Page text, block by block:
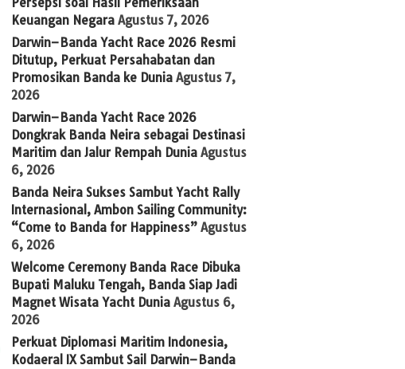
Keuangan Negara Agustus 7, 2026
Darwin–Banda Yacht Race 2026 Resmi
Ditutup, Perkuat Persahabatan dan
Promosikan Banda ke Dunia Agustus 7,
2026
Darwin–Banda Yacht Race 2026
Dongkrak Banda Neira sebagai Destinasi
Maritim dan Jalur Rempah Dunia Agustus
6, 2026
Banda Neira Sukses Sambut Yacht Rally
Internasional, Ambon Sailing Community:
“Come to Banda for Happiness” Agustus
6, 2026
Welcome Ceremony Banda Race Dibuka
Bupati Maluku Tengah, Banda Siap Jadi
Magnet Wisata Yacht Dunia Agustus 6,
2026
Perkuat Diplomasi Maritim Indonesia,
Kodaeral IX Sambut Sail Darwin–Banda